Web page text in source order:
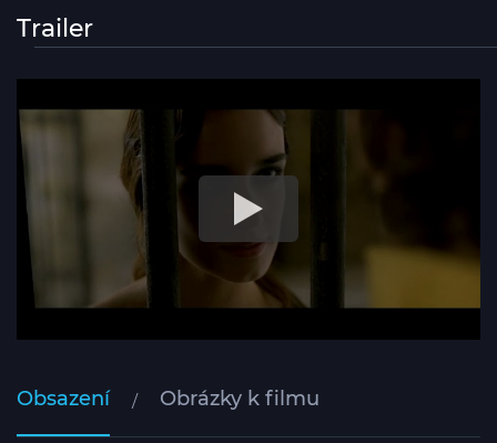
Trailer
Obsazení Obrázky k filmu